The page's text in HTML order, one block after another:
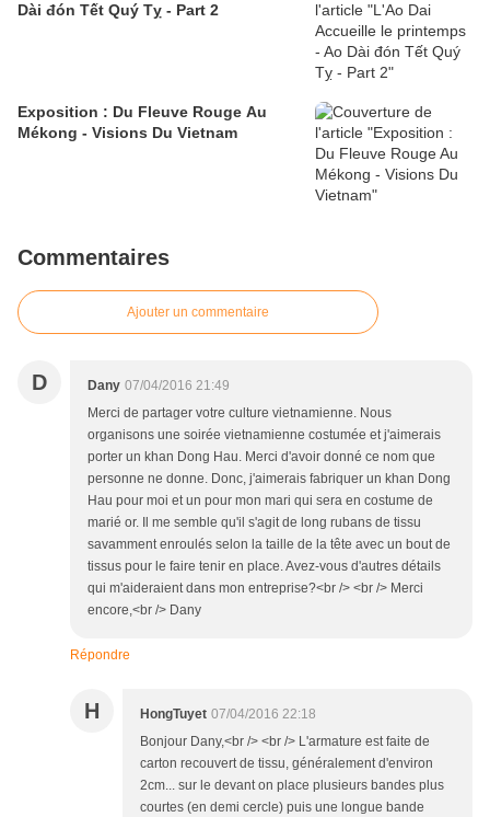
Dài đón Tết Quý Tỵ - Part 2
Exposition : Du Fleuve Rouge Au
Mékong - Visions Du Vietnam
Commentaires
Ajouter un commentaire
D Dany 07/04/2016 21:49
Merci de partager votre culture vietnamienne. Nous
organisons une soirée vietnamienne costumée et j'aimerais
porter un khan Dong Hau. Merci d'avoir donné ce nom que
personne ne donne. Donc, j'aimerais fabriquer un khan Dong
Hau pour moi et un pour mon mari qui sera en costume de
marié or. Il me semble qu'il s'agit de long rubans de tissu
savamment enroulés selon la taille de la tête avec un bout de
tissus pour le faire tenir en place. Avez-vous d'autres détails
qui m'aideraient dans mon entreprise?<br /> <br /> Merci
encore,<br /> Dany
Répondre
H HongTuyet 07/04/2016 22:18
Bonjour Dany,<br /> <br /> L'armature est faite de
carton recouvert de tissu, généralement d'environ
2cm... sur le devant on place plusieurs bandes plus
courtes (en demi cercle) puis une longue bande